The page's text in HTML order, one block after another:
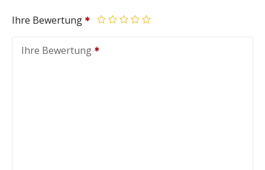
Ihre Bewertung
Ihre Bewertung